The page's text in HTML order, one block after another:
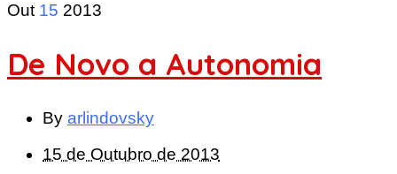
Out 15 2013
De Novo a Autonomia
By arlindovsky
15 de Outubro de 2013